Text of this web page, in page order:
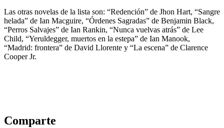
Las otras novelas de la lista son: “Redención” de Jhon Hart, “Sangre
helada” de Ian Macguire, “Órdenes Sagradas” de Benjamin Black,
“Perros Salvajes” de Ian Rankin, “Nunca vuelvas atrás” de Lee
Child, “Yeruldegger, muertos en la estepa” de Ian Manook,
“Madrid: frontera” de David Llorente y “La escena” de Clarence
Cooper Jr.
Comparte